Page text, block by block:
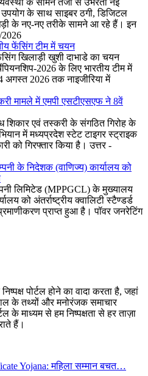
के सामने तेजी से उभरती नई
के साथ साइबर ठगी, डिजिटल
के नए-नए तरीके सामने आ रहे हैं। इन
2026
फेंसिंग टीम में चयन
खिलाड़ी खुशी दाभाडे का चयन
2026 के लिए भारतीय टीम में
अगस्त 2026 तक नाइजीरिया में
मामले में एमपी एसटीएसएफ ने 8वें
शिकार एवं तस्करी के संगठित गिरोह के
में मध्यप्रदेश स्टेट टाइगर स्ट्राइक
को गिरफ्तार किया है। उत्तर -
के निदेशक (वाणिज्य) कार्यालय को
लिमिटेड (MPPGCL) के मुख्यालय
को अंतर्राष्ट्रीय क्वालिटी स्टैण्डर्ड
प्राप्त हुआ है। पॉवर जनरेटिंग
पोर्टल होने का वादा करता है, जहां
के तथ्यों और मनोरंजक समाचार
के माध्यम से हम निष्पक्षता से हर ताज़ा
हैं।
Yojana: महिला सम्मान बचत…